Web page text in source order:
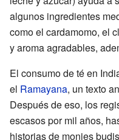
algunos ingredientes
como el cardamomo, el
y aroma agradables,
El consumo de té en
el Ramayana, un texto
Después de eso, los
escasos por mil años,
historias de monjes